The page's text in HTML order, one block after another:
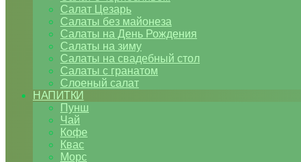
Салат Цезарь
Салаты без майонеза
Салаты на День Рождения
Салаты на зиму
Салаты на свадебный стол
Салаты с гранатом
Слоеный салат
НАПИТКИ
Пунш
Чай
Кофе
Квас
Морс